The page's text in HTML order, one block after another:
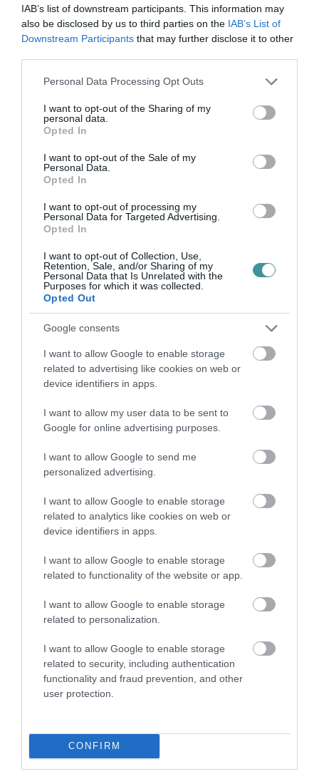
IAB’s list of downstream participants. This information may
also be disclosed by us to third parties on the IAB’s List of
Downstream Participants that may further disclose it to other
Please note that this website/app uses one or more Google
not limited to your visit or usage behaviour. You may click to
grant or deny consent to Google and its third-party tags to
use your data for below specified purposes in below Google
consent section.
Personal Data Processing Opt Outs
I want to opt-out of the Sharing of my
personal data.
Opted In
I want to opt-out of the Sale of my
Personal Data.
Opted In
I want to opt-out of processing my
Personal Data for Targeted Advertising.
Opted In
I want to opt-out of Collection, Use,
Retention, Sale, and/or Sharing of my
Personal Data that Is Unrelated with the
Purposes for which it was collected.
Opted Out
Google consents
I want to allow Google to enable storage
related to advertising like cookies on web or
device identifiers in apps.
I want to allow my user data to be sent to
Google for online advertising purposes.
I want to allow Google to send me
personalized advertising.
I want to allow Google to enable storage
related to analytics like cookies on web or
device identifiers in apps.
I want to allow Google to enable storage
related to functionality of the website or app.
I want to allow Google to enable storage
related to personalization.
I want to allow Google to enable storage
related to security, including authentication
functionality and fraud prevention, and other
user protection.
CONFIRM
Ó, hogy szabadulnék mégis," Részlet.
Ezért nagyobb ez a klip, mint a botrány
körülötte. Nem a ruha a lényeg. A szerep a
ad ránk, aztán megsértődik, amikor valaki túl
jól mutatja meg a varrást.
A dalban közben ott van a szerelem is. De ez
szabadságvágy és a szerelem furcsán
összekapcsolódik benne. Mintha az ember
egyszerre akarna kiszabadulni valamiből, és
közben mégis kötődni akar valakihez. Ez a
legemberibb ellentmondás. Szabad akarok
lenni, de nem akarok egyedül maradni. Ki
akarok lépni, de félek, hogy az ajtó után nem
tér, csak huzat vár.
A modern ember ebben különösen erős.
Mindentől szabadulna. Közben mindentől fél.
Ki akar törni a rendszerből, majd visszanéz,
hogy jön-e vele valaki. Le akarja venni a
szerepet, majd megijed, hogy nélküle üres lesz
az arca. Itt már nem a Queen beszél. Itt mi
vakarjuk a belső tapétát.
I Want to Break Freeazért marad velünk,
szabadsághoz. Nem mondja meg, melyik ajtót
csapd be, kit hagyj ott, melyik életet égesd fel
magad mögött. Csak odateszi eléd a kérdést,
mint egy kulcsot az asztalra: biztos, hogy
szabad vagy, vagy csak megszoktad a saját
Ez a dal így lesz több retróslágernél. Egy